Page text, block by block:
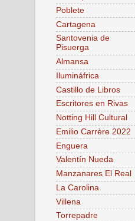
Poblete
Cartagena
Santovenia de
Pisuerga
Almansa
Ilumináfrica
Castillo de Libros
Escritores en Rivas
Notting Hill Cultural
Emilio Carrère 2022
Enguera
Valentín Nueda
Manzanares El Real
La Carolina
Villena
Torrepadre